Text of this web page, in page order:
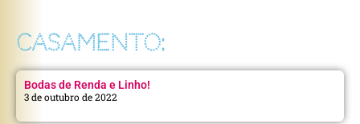
CASAMENTO:
Bodas de Renda e Linho!
3 de outubro de 2022